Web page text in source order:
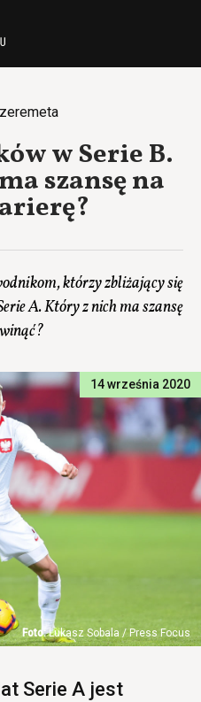
w Serie B.
szansę na
którzy zbliżający się
A. Który z nich ma szansę
14 września 2020
Łukasz Sobala / Press Focus
Serie A jest